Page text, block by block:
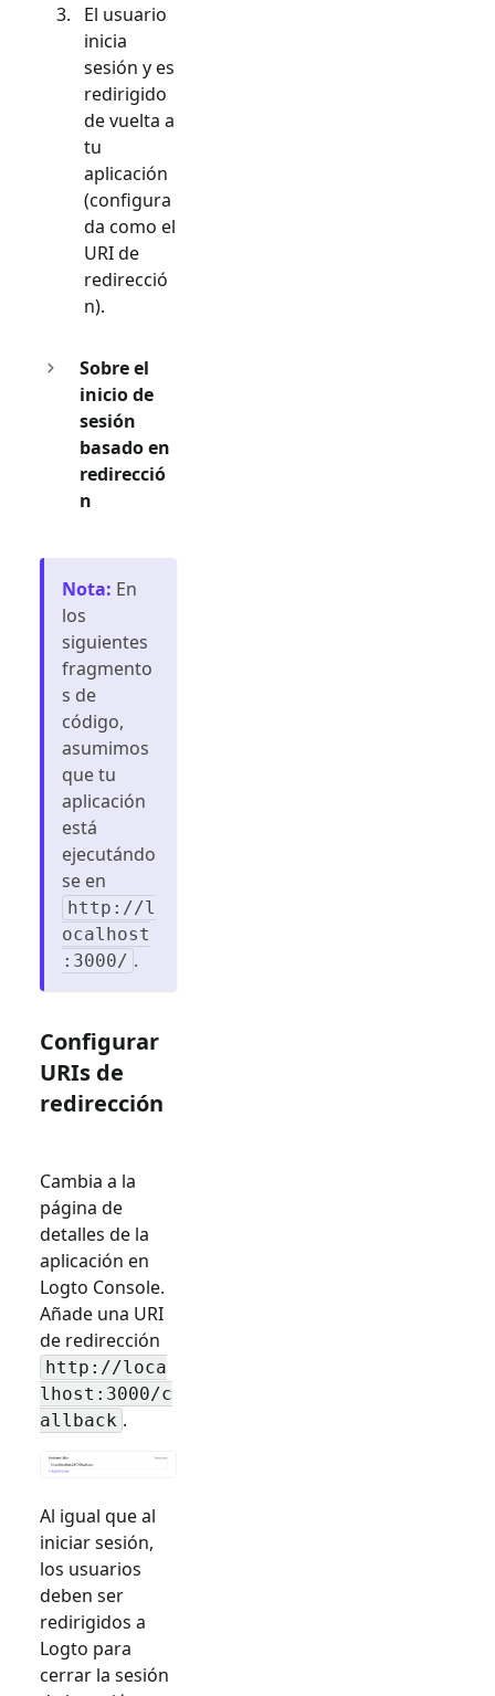
El usuario
inicia
sesión y es
redirigido
de vuelta a
tu
aplicación
(configura
da como el
URI de
redirecció
n).
Sobre el
inicio de
sesión
basado en
redirecció
n
Nota: En
los
siguientes
fragmento
s de
código,
asumimos
que tu
aplicación
está
ejecutándo
se en
http://l
ocalhost
:3000/ .
Configurar
URIs de
redirección
Cambia a la
página de
detalles de la
aplicación en
Logto Console.
Añade una URI
de redirección
http://loca
lhost:3000/c
allback .
Al igual que al
iniciar sesión,
los usuarios
deben ser
redirigidos a
Logto para
cerrar la sesión